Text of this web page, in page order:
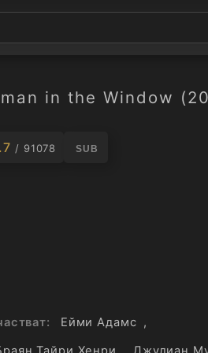
in the Window
/ 91078 SUB
Ейми Адамс ,